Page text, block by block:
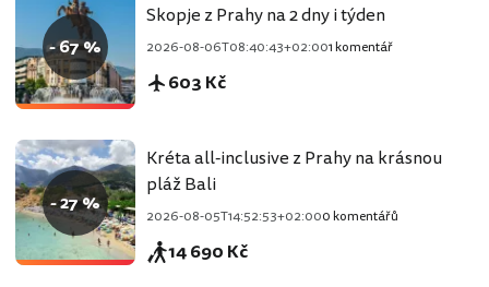
- 67 %
Skopje z Prahy na 2 dny i týden
2026-08-06T08:40:43+02:001 komentář
603 Kč
- 27 %
Kréta all-inclusive z Prahy na krásnou
pláž Bali
2026-08-05T14:52:53+02:000 komentářů
14 690 Kč